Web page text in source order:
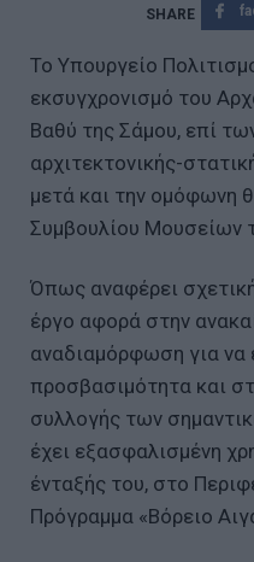
Το Υπουργείο
εκσυγχρονισμό του
Βαθύ της Σάμου, επί
αρχιτεκτονικής-
μετά και την ομόφωνη
Συμβουλίου Μουσείων
Όπως αναφέρει
έργο αφορά στην
αναδιαμόρφωση για να
προσβασιμότητα και
συλλογής των
έχει εξασφαλισμένη
ένταξής του, στο
Πρόγραμμα «Βόρειο